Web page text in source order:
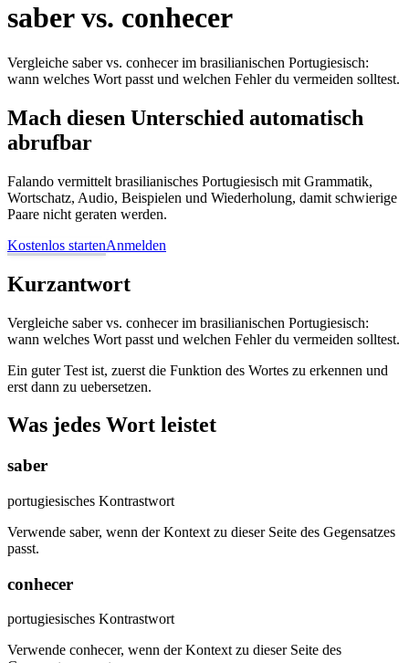
saber vs. conhecer
Vergleiche saber vs. conhecer im brasilianischen Portugiesisch:
wann welches Wort passt und welchen Fehler du vermeiden solltest.
Mach diesen Unterschied automatisch
abrufbar
Falando vermittelt brasilianisches Portugiesisch mit Grammatik,
Wortschatz, Audio, Beispielen und Wiederholung, damit schwierige
Paare nicht geraten werden.
Kostenlos startenAnmelden
Kurzantwort
Vergleiche saber vs. conhecer im brasilianischen Portugiesisch:
wann welches Wort passt und welchen Fehler du vermeiden solltest.
Ein guter Test ist, zuerst die Funktion des Wortes zu erkennen und
erst dann zu uebersetzen.
Was jedes Wort leistet
saber
portugiesisches Kontrastwort
Verwende saber, wenn der Kontext zu dieser Seite des Gegensatzes
passt.
conhecer
portugiesisches Kontrastwort
Verwende conhecer, wenn der Kontext zu dieser Seite des